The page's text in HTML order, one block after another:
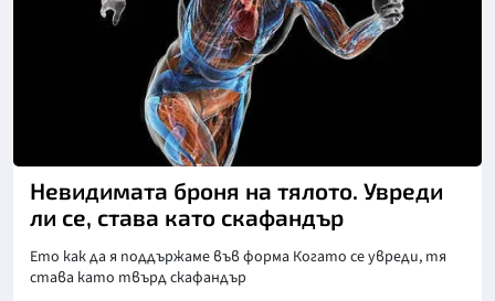
Невидимата броня на тялото. Увреди
ли се, става като скафандър
Ето как да я поддържаме във форма Когато се увреди, тя
става като твърд скафандър